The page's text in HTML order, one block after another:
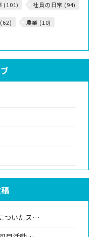
(101) 社員の日常 (94)
農業 (10)
ついたス…